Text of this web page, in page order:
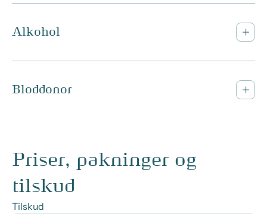
Alkohol
Bloddonor
Priser, pakninger og
tilskud
Tilskud